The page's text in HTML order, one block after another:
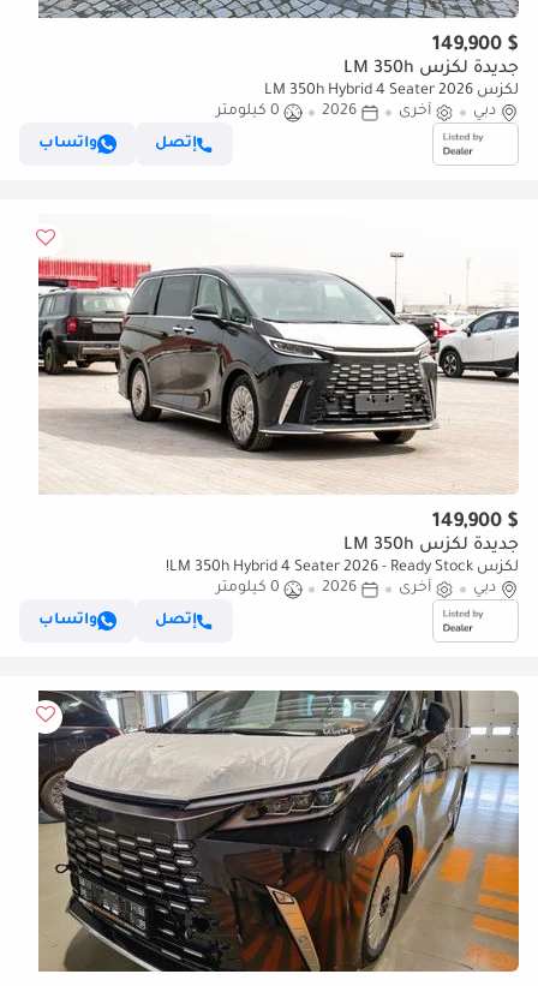
$ 149,900
جديدة لكزس LM 350h
لكزس LM 350h Hybrid 4 Seater 2026
دبي
أخرى 2026
0 كيلومتر
إتصل
واتساب
$ 149,900
جديدة لكزس LM 350h
لكزس LM 350h Hybrid 4 Seater 2026 - Ready Stock!
دبي
أخرى 2026
0 كيلومتر
إتصل
واتساب